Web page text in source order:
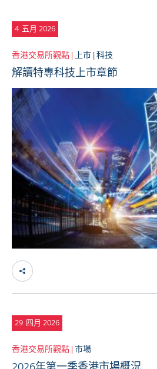
4 五月 2026
香港交易所觀點 | 上市 |科技
解讀特專科技上市章節
29 四月 2026
香港交易所觀點 |市場